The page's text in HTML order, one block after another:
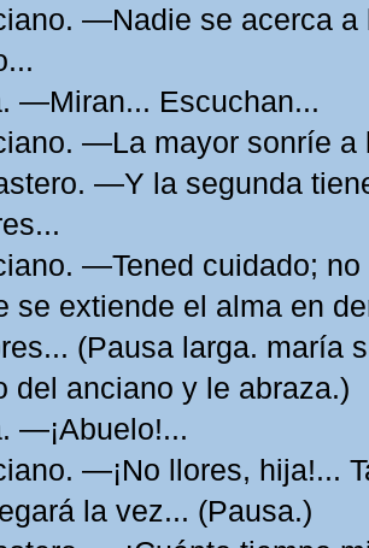
—Nadie se acerca a
—Miran... Escuchan...
—La mayor sonríe a
—Y la segunda
—Tened cuidado; no
se extiende el alma en
(Pausa larga. maría
del anciano y le abraza.)
—¡Abuelo!...
—¡No llores, hija!...
la vez... (Pausa.)